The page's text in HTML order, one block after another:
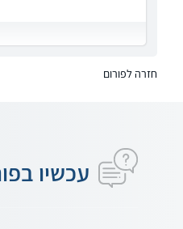
חזרה לפורום
עכשיו